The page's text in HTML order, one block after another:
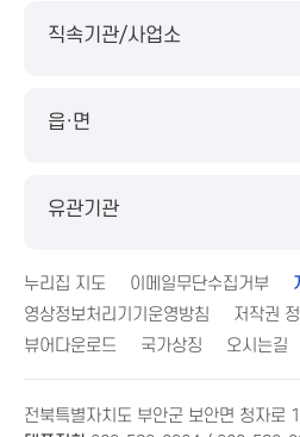
직속기관/사업소
읍·면
유관기관
누리집 지도 이메일무단수집거부
영상정보처리기기운영방침
저작권
뷰어다운로드
국가상징 오시는길
전북특별자치도 부안군 보안면 청자로